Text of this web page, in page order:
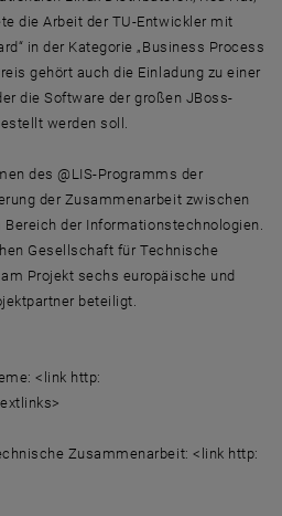
die Arbeit der TU-Entwickler mit
in der Kategorie „Business Process
gehört auch die Einladung zu einer
die Software der großen JBoss-
werden soll.
des @LIS-Programms der
der Zusammenarbeit zwischen
der Informationstechnologien.
Gesellschaft für Technische
Projekt sechs europäische und
beteiligt.
<link http:
Zusammenarbeit: <link http: